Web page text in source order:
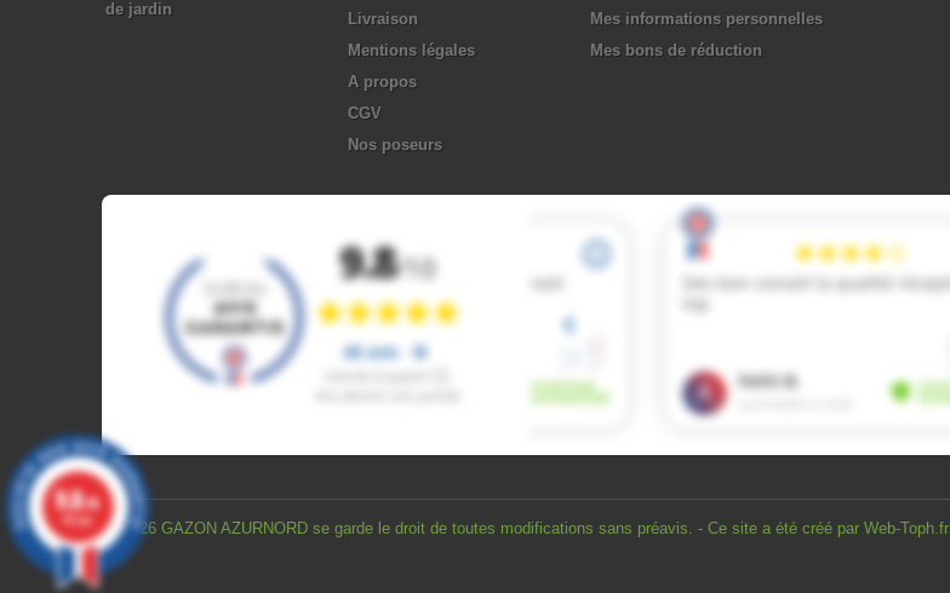
de jardin
Livraison
Mentions légales
A propos
CGV
Nos poseurs
© 2026 GAZON AZURNORD se garde le droit de toutes modifications sans préavis. - Ce site a été créé par Web-Toph.fr
Mes informations personnelles
Mes bons de réduction
9.8/10
48 avis